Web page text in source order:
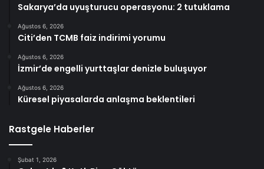
Sakarya’da uyuşturucu operasyonu: 2 tutuklama
Ağustos 6, 2026
Citi’den TCMB faiz indirimi yorumu
Ağustos 6, 2026
İzmir’de engelli yurttaşlar denizle buluşuyor
Ağustos 6, 2026
Küresel piyasalarda anlaşma beklentileri
Rastgele Haberler
Şubat 1, 2026